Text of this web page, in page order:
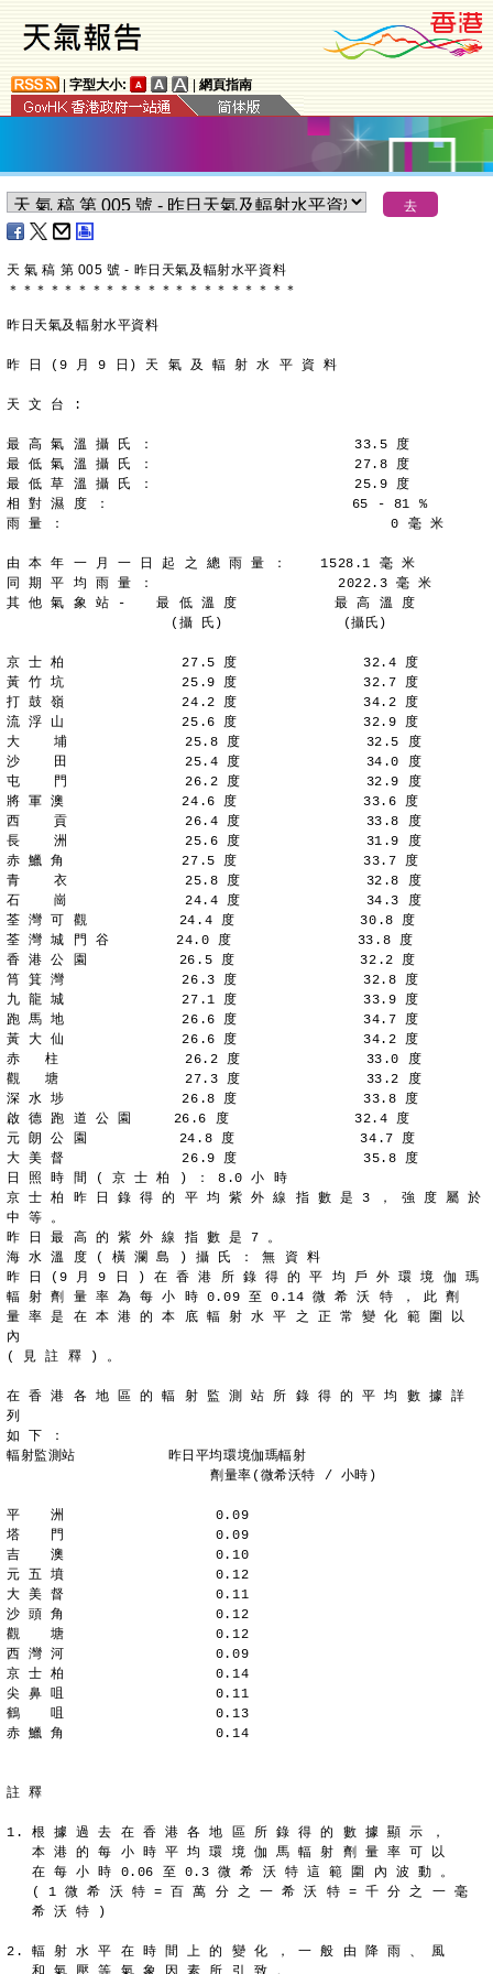
字型大小: 網頁指南
天 氣 稿 第 005 號 - 昨日天氣及輻射水平資料
＊ ＊ ＊ ＊ ＊ ＊ ＊ ＊ ＊ ＊ ＊ ＊ ＊ ＊ ＊ ＊ ＊ ＊ ＊ ＊ ＊
昨日天氣及輻射水平資料
昨 日 (9 月 9 日) 天 氣 及 輻 射 水 平 資 料
天 文 台 :
最 高 氣 溫 攝 氏 ：                        33.5 度
最 低 氣 溫 攝 氏 ：                        27.8 度
最 低 草 溫 攝 氏 ：                        25.9 度
相 對 濕 度 ：                             65 - 81 %
雨 量 ：                                       0 毫 米
由 本 年 一 月 一 日 起 之 總 雨 量 ：    1528.1 毫 米
同 期 平 均 雨 量 ：                      2022.3 毫 米
其 他 氣 象 站 - 　 最 低 溫 度 　         最 高 溫 度
(攝 氏)　　 　   　 　 (攝氏)
京 士 柏              27.5 度               32.4 度
黃 竹 坑              25.9 度               32.7 度
打 鼓 嶺              24.2 度               34.2 度
流 浮 山              25.6 度               32.9 度
大    埔              25.8 度               32.5 度
沙    田              25.4 度               34.0 度
屯    門              26.2 度               32.9 度
將 軍 澳              24.6 度               33.6 度
西    貢              26.4 度               33.8 度
長    洲              25.6 度               31.9 度
赤 鱲 角              27.5 度               33.7 度
青    衣              25.8 度               32.8 度
石    崗              24.4 度               34.3 度
荃 灣 可 觀           24.4 度               30.8 度
荃 灣 城 門 谷        24.0 度               33.8 度
香 港 公 園           26.5 度               32.2 度
筲 箕 灣              26.3 度               32.8 度
九 龍 城              27.1 度               33.9 度
跑 馬 地              26.6 度               34.7 度
黃 大 仙              26.6 度               34.2 度
赤   柱               26.2 度               33.0 度
觀   塘               27.3 度               33.2 度
深 水 埗              26.8 度               33.8 度
啟 德 跑 道 公 園     26.6 度               32.4 度
元 朗 公 園           24.8 度               34.7 度
大 美 督              26.9 度               35.8 度
日 照 時 間 ( 京 士 柏 ) ： 8.0 小 時
京 士 柏 昨 日 錄 得 的 平 均 紫 外 線 指 數 是 3 ， 強 度 屬 於
中 等 。
昨 日 最 高 的 紫 外 線 指 數 是 7 。
海 水 溫 度 ( 橫 瀾 島 ) 攝 氏 ： 無 資 料
昨 日 (9 月 9 日 ) 在 香 港 所 錄 得 的 平 均 戶 外 環 境 伽 瑪
輻 射 劑 量 率 為 每 小 時 0.09 至 0.14 微 希 沃 特 ， 此 劑
量 率 是 在 本 港 的 本 底 輻 射 水 平 之 正 常 變 化 範 圍 以
內
( 見 註 釋 ) 。
在 香 港 各 地 區 的 輻 射 監 測 站 所 錄 得 的 平 均 數 據 詳
列
如 下 ：
輻射監測站           昨日平均環境伽瑪輻射
	                 劑量率(微希沃特 / 小時)
平  　洲                  0.09
塔  　門                  0.09
吉　  澳                  0.10
元 五 墳                  0.12
大 美 督                  0.11
沙 頭 角                  0.12
觀  　塘                  0.12
西 灣 河                  0.09
京 士 柏                  0.14
尖 鼻 咀                  0.11
鶴  　咀                  0.13
赤 鱲 角                  0.14
註 釋
1. 根 據 過 去 在 香 港 各 地 區 所 錄 得 的 數 據 顯 示 ，
本 港 的 每 小 時 平 均 環 境 伽 馬 輻 射 劑 量 率 可 以
在 每 小 時 0.06 至 0.3 微 希 沃 特 這 範 圍 內 波 動 。
( 1 微 希 沃 特 = 百 萬 分 之 一 希 沃 特 = 千 分 之 一 毫
希 沃 特 )
2. 輻 射 水 平 在 時 間 上 的 變 化 ， 一 般 由 降 雨 、 風